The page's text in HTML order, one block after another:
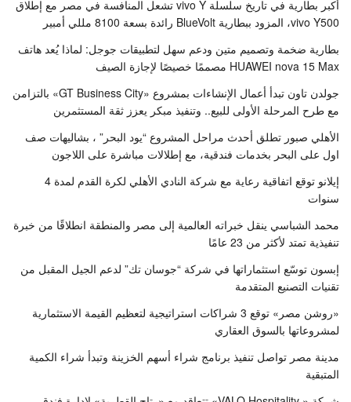
أكبر بطارية في تاريخ سلسلة vivo Y تشعل المنافسة في مصر مع إطلاق
vivo Y500، المزود ببطارية BlueVolt رائدة بسعة 8100 مللي أمبير
بطارية ضخمة وتصميم متين ودعم سهل لتطبيقات جوجل: لماذا يُعد هاتف
HUAWEI nova 15 Max مصممًا خصيصًا لإجازة الصيف
جولدن تاون تبدأ أعمال الإنشاءات بمشروع «GT Business City» بالتزامن
مع طرح المرحلة الأولى للبيع.. وتنفيذ مبكر يعزز ثقة المستثمرين
الأهلي صبور تطلق أحدث مراحل المشروع “يود البحر” ، بشاليهات صف
اول على البحر بخدمات فندقية، مع إطلالات مباشرة على اللاجون
إيلانو توقع اتفاقية رعاية مع شركة النادي الأهلي لكرة القدم لمدة 4
سنوات
محمد الشباسي ينقل خبراته العالمية إلى مصر والمنطقة انطلاقًا من خبرة
تنفيذية تمتد لأكثر من 23 عامًا
إبسون توسّع استثماراتها في شركة “جوسان تك” لدعم الجيل المقبل من
تقنيات التصنيع المتقدمة
«روشن مصر» توقع 3 شراكات استراتيجية لتعظيم القيمة الاستثمارية
لمشروعاتها بالسوق العقاري
مدينة مصر تواصل تنفيذ برنامج شراء أسهم الخزينة وتبدأ شراء الكمية
المتبقية